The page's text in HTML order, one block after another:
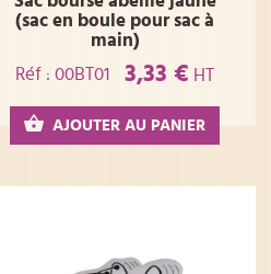
(sac en boule pour sac à
main)
Réf : 00BT01
3,33 € HT
AJOUTER AU PANIER